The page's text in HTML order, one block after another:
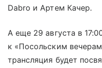
Dabro и Артем Качер.
А еще 29 августа в
к «Посольским
трансляция будет